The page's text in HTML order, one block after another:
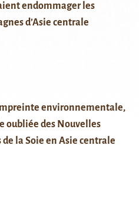
endommager les
d’Asie centrale
environnementale,
oubliée des Nouvelles
de la Soie en Asie centrale